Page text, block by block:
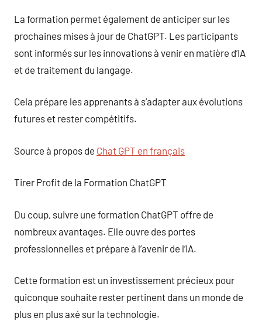
La formation permet également de anticiper sur les
prochaines mises à jour de ChatGPT. Les participants
sont informés sur les innovations à venir en matière d’IA
et de traitement du langage.
Cela prépare les apprenants à s’adapter aux évolutions
futures et rester compétitifs.
Source à propos de Chat GPT en français
Tirer Profit de la Formation ChatGPT
Du coup, suivre une formation ChatGPT offre de
nombreux avantages. Elle ouvre des portes
professionnelles et prépare à l’avenir de l’IA.
Cette formation est un investissement précieux pour
quiconque souhaite rester pertinent dans un monde de
plus en plus axé sur la technologie.